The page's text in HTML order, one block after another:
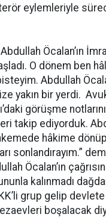
terör eylemleriyle
Öcalan’ın
O dönem ben
Abdullah
yakın bir yerdi.
görüşme
takip ediyorduk.
hâkime
sonlandırayım.”
Öcalan’ın
kalınmadı
grup gelip
boşalacak